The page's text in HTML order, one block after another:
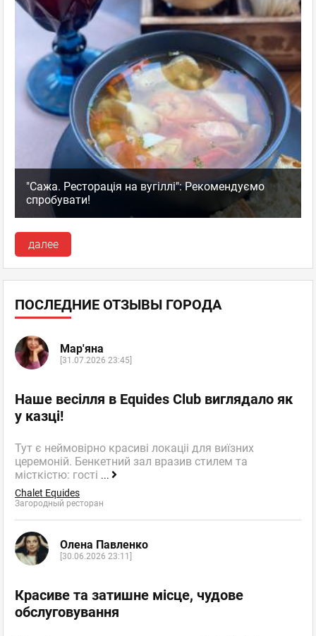
"Сажа. Ресторація на вугіллі": Рекомендуємо
спробувати!
далее
ПОСЛЕДНИЕ ОТЗЫВЫ ГОРОДА
Мар'яна
[31.07.2026 23:45]
Наше весілля в Equides Club виглядало як
у казці!
Тут є неймовірно красиві локаціі для виїзних
церемоній. Бенкетний зал вразив стилем та
місткістю: гості ...
Chalet Equides
Загородный ресторан
Олена Павленко
[30.06.2026 23:11]
Красиве та затишне місце, чудове
обслуговування